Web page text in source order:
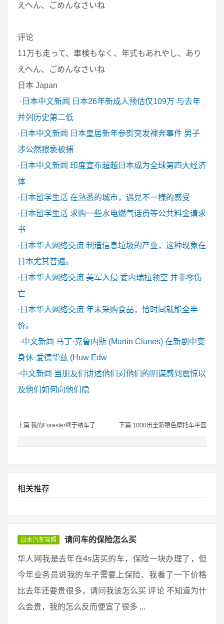
えへん、ごめんなさいね
评论
11万も走って、車検もなく、年式もあれやし、あり
えへん、ごめんなさいね
日本 Japan
· 日本中文新闻
日本26年新成人预估仅109万 与去年
并列历史第二低
· 日本中文新闻
日本皇居新年参贺突发裸奔事件 男子
涉公然猥亵被捕
· 日本中文新闻 印度宣布超越日本成为全球第四大经济
体
· 日本留学生活 在熟悉的城市，遇見不一樣的感受
· 日本留学生活 求购一些水电燃气话费等公共料金请求
书
· 日本华人网络交流 制造信息垃圾的产业，这种现象在
日本尤其普遍。
· 日本华人网络交流 美军入侵 委内瑞拉领空 并非零伤
亡
· 日本华人网络交流 年末采购食品，恰时间就能全半
价。
·中文新闻 马丁·克鲁内斯 (Martin Clunes) 在新剧中变
身休·爱德华兹 (Huw Edw
·中文新闻 当朋友们讲述他们对他们的阴谋感到震惊以
及他们如何向他们隐
上篇:我的Forester终于纳车了 下篇:1000出全新银色摩托车半盔
相关推荐
日本汽车驾照 请问车的保险怎么买
华人网我是去年在4s店买的车，保险一块办理了，但
今年业务员说我的车子需要上保险、我看了一下价格
比去年还要贵很多，请问我该怎么买 评论 不知道为什
么会贵，我的怎么反而便宜了很多 ...